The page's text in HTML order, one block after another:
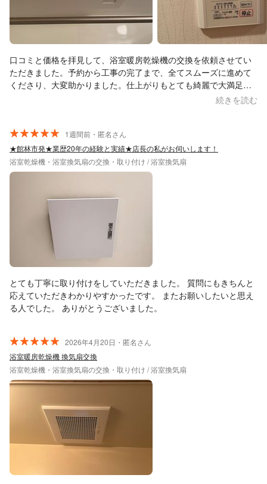
口コミと価格を拝見して、浴室暖房乾燥機の交換を依頼させてい
ただきました。予約から工事の完了まで、全てスムーズに進めて
くださり、大変助かりました。仕上がりもとても綺麗で大満足で
す。今後また何かありましたらお願いしたいと思います。ありが
続きを読む
1週間前・匿名さん
★館林市発★業歴20年の経験と実績★店長の私がお伺いします！
浴室乾燥機・浴室換気扇の交換・取り付け / 浴室換気扇
とても丁寧に取り付けをしていただきました。 質問にもきちんと
応えていただきわかりやすかったです。 またお願いしたいと思え
る人でした。 ありがとうございました。
2026年4月20日・匿名さん
浴室暖房乾燥機 換気扇交換
浴室乾燥機・浴室換気扇の交換・取り付け / 浴室換気扇